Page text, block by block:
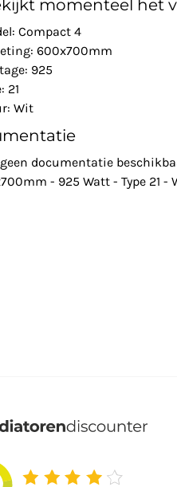
momenteel het
Compact 4
600x700mm
925
21
Wit
documentatie
- 925 Watt - Type 21 -